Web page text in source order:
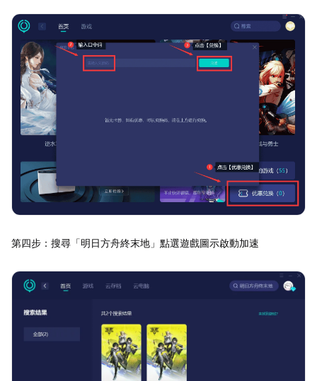
第四步：搜尋「明日方舟終末地」點選遊戲圖示啟動加速